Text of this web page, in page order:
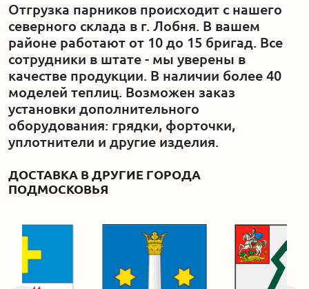
Отгрузка парников происходит с нашего
северного склада в г. Лобня. В вашем
районе работают от 10 до 15 бригад. Все
сотрудники в штате - мы уверены в
качестве продукции. В наличии более 40
моделей теплиц. Возможен заказ
установки дополнительного
оборудования: грядки, форточки,
уплотнители и другие изделия.
ДОСТАВКА В ДРУГИЕ ГОРОДА
ПОДМОСКОВЬЯ